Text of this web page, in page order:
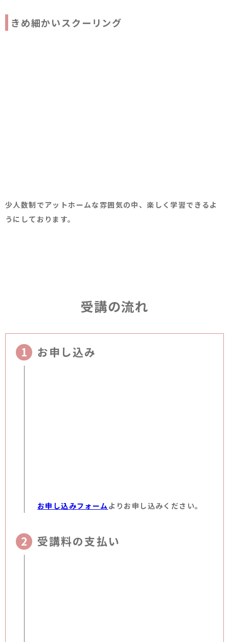
きめ細かいスクーリング
少人数制でアットホームな雰囲気の中、楽しく学習できるよ
うにしております。
受講の流れ
お申し込み
お申し込みフォームよりお申し込みください。
受講料の支払い